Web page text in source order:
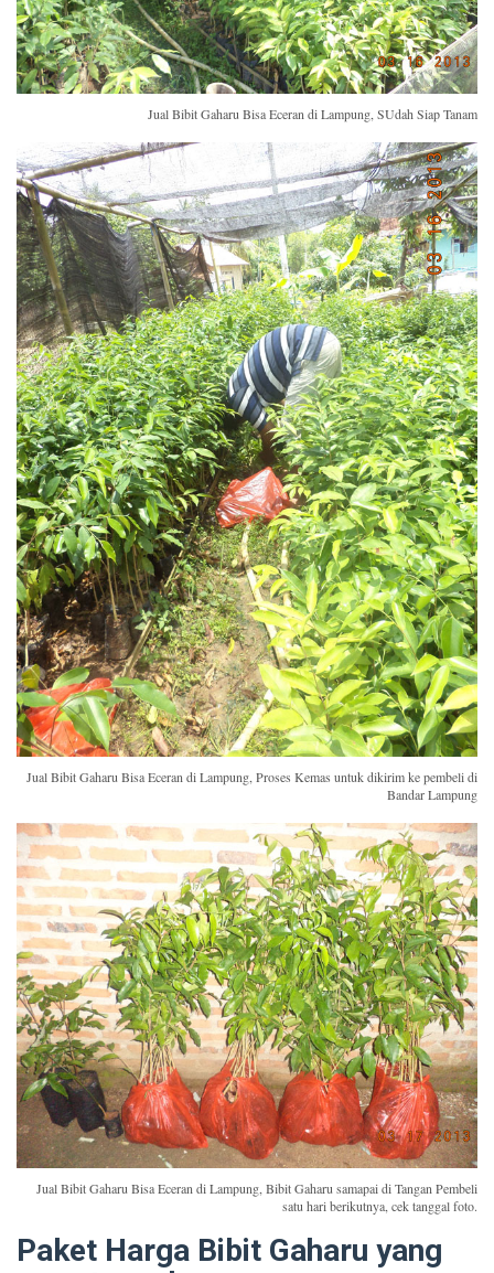
Jual Bibit Gaharu Bisa Eceran di Lampung, SUdah Siap Tanam
Jual Bibit Gaharu Bisa Eceran di Lampung, Proses Kemas untuk dikirim ke pembeli di
Bandar Lampung
Jual Bibit Gaharu Bisa Eceran di Lampung, Bibit Gaharu samapai di Tangan Pembeli
satu hari berikutnya, cek tanggal foto.
Paket Harga Bibit Gaharu yang